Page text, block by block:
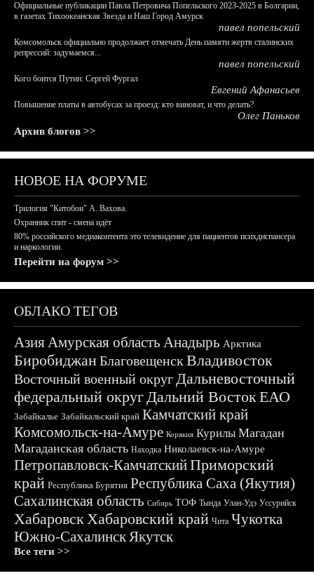
Официальные публикации Павла Петровича Попельского 2023-2025 в Болгарии,
в газетах Тихоокеанская Звезда и Наш Город Амурск
павел попельский
Комсомольск официально продолжает отмечать День памяти жертв сталинских
репрессий: задумаемся...
павел попельский
Кого боится Путин: Сергей Фургал
Евгений Афанасьев
Повышение платы в автобусах за проезд: кто виноват, и что делать?
Олег Паньков
Архив блогов >>
НОВОЕ НА ФОРУМЕ
Трилогия "Китобои" А. Вахова.
Охранник спит - смена идёт
80% российского медиаконтента это телевидение для пациентов психдиспансера
и наркологии.
Перейти на форум >>
ОБЛАКО ТЕГОВ
АзияАмурская область Анадырь Арктика
БиробиджанБлаговещенскВладивосток
Восточный военный округДальневосточный
федеральный округДальний ВостокЕАО
Забайкалье Забайкальский край Камчатский край
Комсомольск-на-Амуре Корякия Курилы Магадан
Магаданская область Находка Николаевск-на-Амуре
Петропавловск-КамчатскийПриморский
край Республика Бурятия Республика Саха (Якутия)
Сахалинская область Сибирь ТОФ Тында Улан-Удэ Уссурийск
ХабаровскХабаровский край Чита Чукотка
Южно-СахалинскЯкутск
Все теги >>